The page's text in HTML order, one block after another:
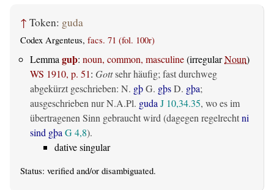
↑ Token: guda
Codex Argenteus, facs. 71 (fol. 100r)
Lemma guþ: noun, common, masculine(irregularNoun)
WS 1910, p. 51: Gottsehr häufig; fast durchweg
abgekürzt geschrieben: N. gþG. gþsD. gþa;
ausgeschrieben nur N.A.Pl. guda J 10,34.35, wo es im
übertragenen Sinn gebraucht wird (dagegen regelrechtni
sind gþa G 4,8).
dative singular
Status: verified and/or disambiguated.